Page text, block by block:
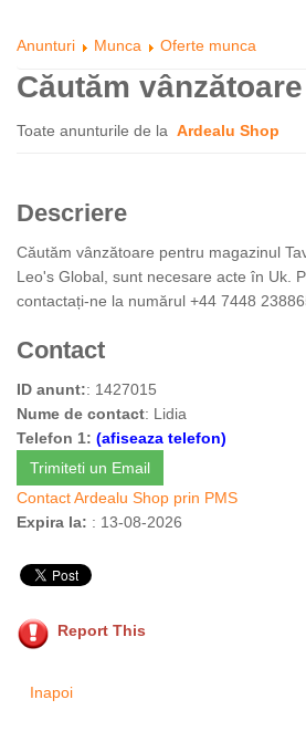
Anunturi Munca Oferte munca
Căutăm vânzătoare
Toate anunturile de la Ardealu Shop
Descriere
Căutăm vânzătoare pentru magazinul
Leo's Global, sunt necesare acte în Uk.
contactați-ne la numărul +44 7448
Contact
ID anunt:: 1427015
Nume de contact: Lidia
Telefon 1: (afiseaza telefon)
Trimiteti un Email
Contact Ardealu Shop prin PMS
Expira la: : 13-08-2026
Report This
Inapoi